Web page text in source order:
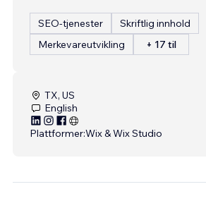
SEO-tjenester
Skriftlig innhold
Merkevareutvikling
+ 17 til
TX, US
English
Plattformer:Wix & Wix Studio